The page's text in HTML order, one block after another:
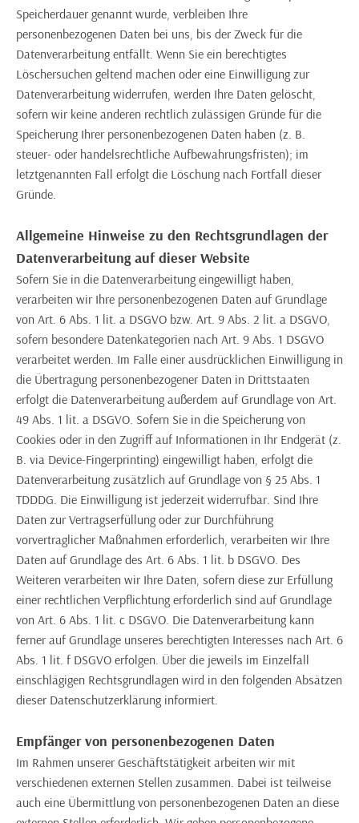
Speicherdauer genannt wurde, verbleiben Ihre
personenbezogenen Daten bei uns, bis der Zweck für die
Datenverarbeitung entfällt. Wenn Sie ein berechtigtes
Löschersuchen geltend machen oder eine Einwilligung zur
Datenverarbeitung widerrufen, werden Ihre Daten gelöscht,
sofern wir keine anderen rechtlich zulässigen Gründe für die
Speicherung Ihrer personenbezogenen Daten haben (z. B.
steuer- oder handelsrechtliche Aufbewahrungsfristen); im
letztgenannten Fall erfolgt die Löschung nach Fortfall dieser
Gründe.
Allgemeine Hinweise zu den Rechtsgrundlagen der
Datenverarbeitung auf dieser Website
Sofern Sie in die Datenverarbeitung eingewilligt haben,
verarbeiten wir Ihre personenbezogenen Daten auf Grundlage
von Art. 6 Abs. 1 lit. a DSGVO bzw. Art. 9 Abs. 2 lit. a DSGVO,
sofern besondere Datenkategorien nach Art. 9 Abs. 1 DSGVO
verarbeitet werden. Im Falle einer ausdrücklichen Einwilligung in
die Übertragung personenbezogener Daten in Drittstaaten
erfolgt die Datenverarbeitung außerdem auf Grundlage von Art.
49 Abs. 1 lit. a DSGVO. Sofern Sie in die Speicherung von
Cookies oder in den Zugriff auf Informationen in Ihr Endgerät (z.
B. via Device-Fingerprinting) eingewilligt haben, erfolgt die
Datenverarbeitung zusätzlich auf Grundlage von § 25 Abs. 1
TDDDG. Die Einwilligung ist jederzeit widerrufbar. Sind Ihre
Daten zur Vertragserfüllung oder zur Durchführung
vorvertraglicher Maßnahmen erforderlich, verarbeiten wir Ihre
Daten auf Grundlage des Art. 6 Abs. 1 lit. b DSGVO. Des
Weiteren verarbeiten wir Ihre Daten, sofern diese zur Erfüllung
einer rechtlichen Verpflichtung erforderlich sind auf Grundlage
von Art. 6 Abs. 1 lit. c DSGVO. Die Datenverarbeitung kann
ferner auf Grundlage unseres berechtigten Interesses nach Art. 6
Abs. 1 lit. f DSGVO erfolgen. Über die jeweils im Einzelfall
einschlägigen Rechtsgrundlagen wird in den folgenden Absätzen
dieser Datenschutzerklärung informiert.
Empfänger von personenbezogenen Daten
Im Rahmen unserer Geschäftstätigkeit arbeiten wir mit
verschiedenen externen Stellen zusammen. Dabei ist teilweise
auch eine Übermittlung von personenbezogenen Daten an diese